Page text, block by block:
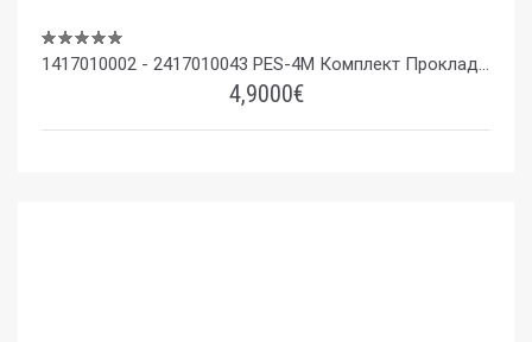
1417010002 - 2417010043 PES-4M Комплект Прокладок Для Насоса
4,9000€